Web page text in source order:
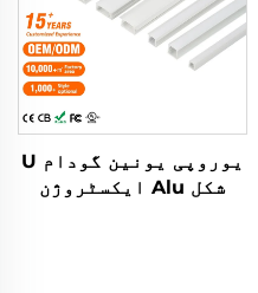
یوروپی یونین گودام U
شکل Alu ایکسٹروژن